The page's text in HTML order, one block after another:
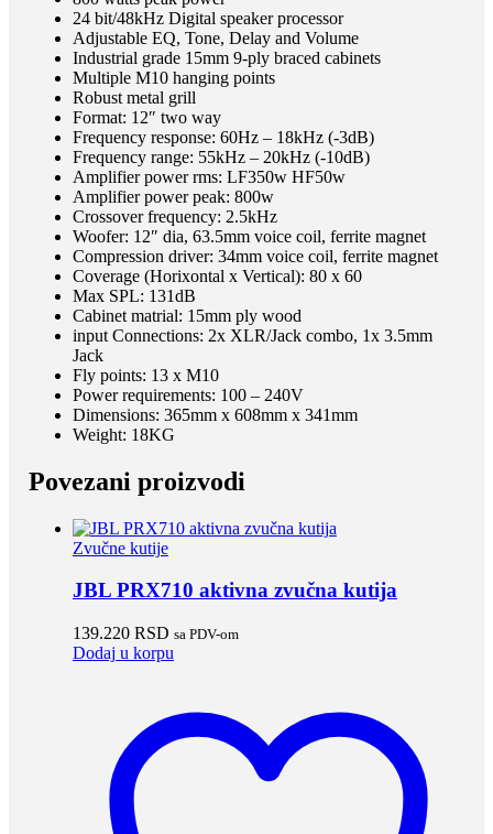
24 bit/48kHz Digital speaker processor
Adjustable EQ, Tone, Delay and Volume
Industrial grade 15mm 9-ply braced cabinets
Multiple M10 hanging points
Robust metal grill
Format: 12″ two way
Frequency response: 60Hz – 18kHz (-3dB)
Frequency range: 55kHz – 20kHz (-10dB)
Amplifier power rms: LF350w HF50w
Amplifier power peak: 800w
Crossover frequency: 2.5kHz
Woofer: 12″ dia, 63.5mm voice coil, ferrite magnet
Compression driver: 34mm voice coil, ferrite magnet
Coverage (Horixontal x Vertical): 80 x 60
Max SPL: 131dB
Cabinet matrial: 15mm ply wood
input Connections: 2x XLR/Jack combo, 1x 3.5mm
Jack
Fly points: 13 x M10
Power requirements: 100 – 240V
Dimensions: 365mm x 608mm x 341mm
Weight: 18KG
Povezani proizvodi
Zvučne kutije
JBL PRX710 aktivna zvučna kutija
139.220 RSD sa PDV-om
Dodaj u korpu